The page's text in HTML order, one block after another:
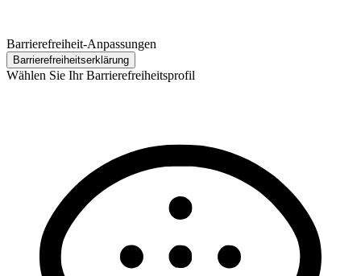
Barrierefreiheit-Anpassungen
Barrierefreiheits­erklärung
Wählen Sie Ihr Barrierefreiheitsprofil